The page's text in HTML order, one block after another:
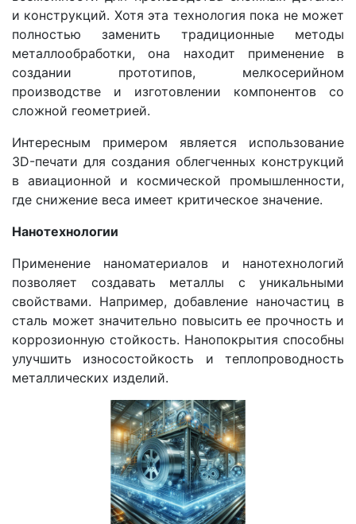
и конструкций. Хотя эта технология пока не может
полностью заменить традиционные методы
металлообработки, она находит применение в
создании прототипов, мелкосерийном
производстве и изготовлении компонентов со
сложной геометрией.
Интересным примером является использование
3D-печати для создания облегченных конструкций
в авиационной и космической промышленности,
где снижение веса имеет критическое значение.
Нанотехнологии
Применение наноматериалов и нанотехнологий
позволяет создавать металлы с уникальными
свойствами. Например, добавление наночастиц в
сталь может значительно повысить ее прочность и
коррозионную стойкость. Нанопокрытия способны
улучшить износостойкость и теплопроводность
металлических изделий.